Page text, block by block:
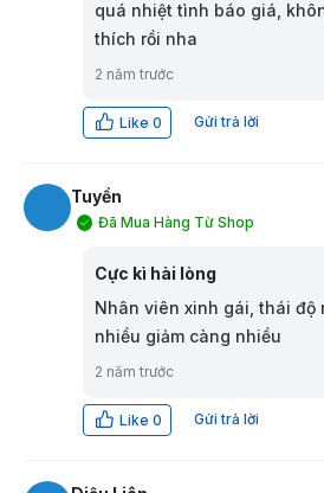
quá nhiệt tình báo giá,
thích rồi nha
2 năm trước
Like 0 Gửi trả lời
Tuyền
Đã Mua Hàng Từ Shop
Cực kì hài lòng
Nhân viên xinh gái, thái độ
nhiều giảm càng nhiều
2 năm trước
Like 0 Gửi trả lời